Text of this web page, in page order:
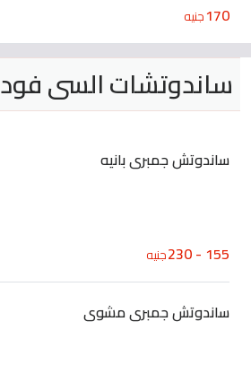
170جنيه
ساندوتشات السى فود
ساندوتش جمبرى بانيه
155 - 230 جنيه
ساندوتش جمبرى مشوى